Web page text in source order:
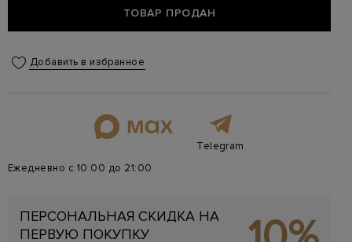
ТОВАР ПРОДАН
Добавить в избранное
Telegram
Ежедневно с 10:00 до 21:00
ПЕРСОНАЛЬНАЯ СКИДКА НА
ПЕРВУЮ ПОКУПКУ